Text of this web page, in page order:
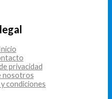
privacidad
nosotros
condiciones